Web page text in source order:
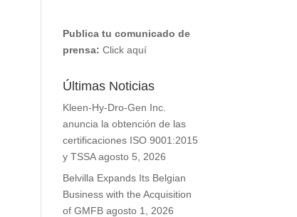
Publica tu comunicado de
prensa: Click aquí
Últimas Noticias
Kleen-Hy-Dro-Gen Inc.
anuncia la obtención de las
certificaciones ISO 9001:2015
y TSSA agosto 5, 2026
Belvilla Expands Its Belgian
Business with the Acquisition
of GMFB agosto 1, 2026